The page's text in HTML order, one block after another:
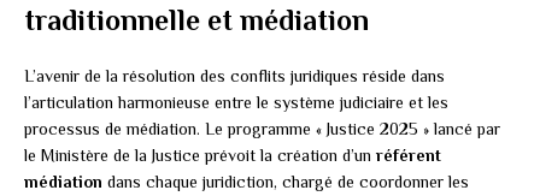
traditionnelle et médiation
L’avenir de la résolution des conflits juridiques réside dans
l’articulation harmonieuse entre le système judiciaire et les
processus de médiation. Le programme « Justice 2025 » lancé par
le Ministère de la Justice prévoit la création d’un référent
médiation dans chaque juridiction, chargé de coordonner les